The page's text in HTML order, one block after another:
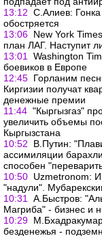
13:12 С.Алиев: Гонка
обостряется
13:06 New York
план ЛАГ. Наступит
13:01
Washington
боевиков в Европе
12:45 Горланим
Киргизии получат
денежные премии
11:44 "Кыргызгаз"
увеличить объемы
Кыргызстана
10:52
В.Путин:
ассимиляции
способен
10:50 Uzmetronom:
"надули".
10:31
А.Быстров:
Магриба" - бизнес и
10:29
безденежья -